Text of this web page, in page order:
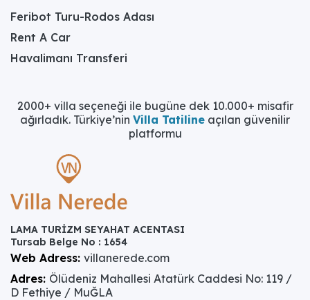
Feribot Turu-Rodos Adası
Rent A Car
Havalimanı Transferi
2000+ villa seçeneği ile bugüne dek 10.000+ misafir
ağırladık. Türkiye’nin Villa Tatiline açılan güvenilir
platformu
LAMA TURİZM SEYAHAT ACENTASI
Tursab Belge No : 1654
Web Adress: villanerede.com
Adres: Ölüdeniz Mahallesi Atatürk Caddesi No: 119 /
D Fethiye / MuĞLA